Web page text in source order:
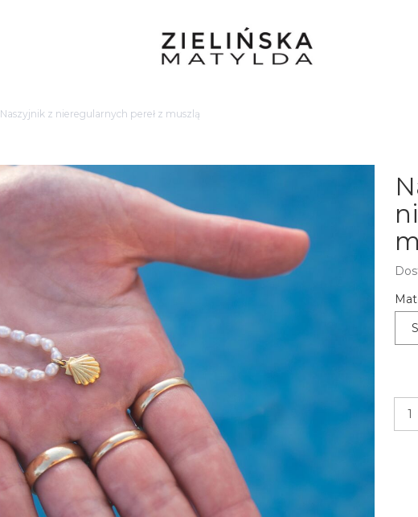
Naszyjnik z nieregularnych pereł z muszlą